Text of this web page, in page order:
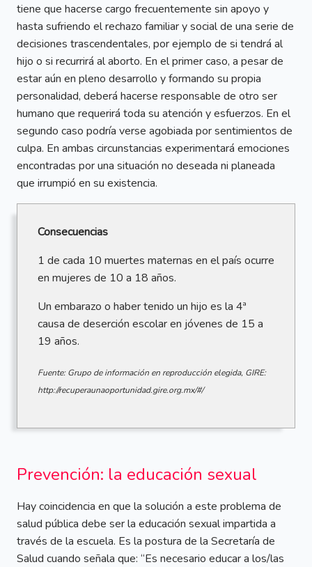
tiene que hacerse cargo frecuentemente sin apoyo y
hasta sufriendo el rechazo familiar y social de una serie de
decisiones trascendentales, por ejemplo de si tendrá al
hijo o si recurrirá al aborto. En el primer caso, a pesar de
estar aún en pleno desarrollo y formando su propia
personalidad, deberá hacerse responsable de otro ser
humano que requerirá toda su atención y esfuerzos. En el
segundo caso podría verse agobiada por sentimientos de
culpa. En ambas circunstancias experimentará emociones
encontradas por una situación no deseada ni planeada
que irrumpió en su existencia.
Consecuencias
1 de cada 10 muertes maternas en el país ocurre
en mujeres de 10 a 18 años.
Un embarazo o haber tenido un hijo es la 4ª
causa de deserción escolar en jóvenes de 15 a
19 años.
Fuente: Grupo de información en reproducción elegida, GIRE:
http://recuperaunaoportunidad.gire.org.mx/#/
Prevención: la educación sexual
Hay coincidencia en que la solución a este problema de
salud pública debe ser la educación sexual impartida a
través de la escuela. Es la postura de la Secretaría de
Salud cuando señala que: “Es necesario educar a los/las